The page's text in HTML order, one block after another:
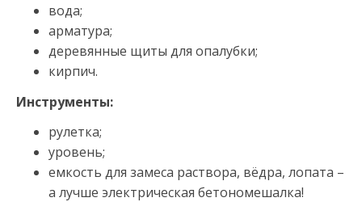
вода;
арматура;
деревянные щиты для опалубки;
кирпич.
Инструменты:
рулетка;
уровень;
емкость для замеса раствора, вёдра, лопата –
а лучше электрическая бетономешалка!